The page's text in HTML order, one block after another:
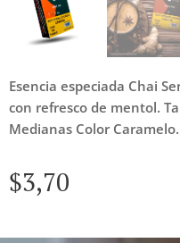
Esencia especiada Chai
con refresco de mentol.
Medianas Color
$3,70